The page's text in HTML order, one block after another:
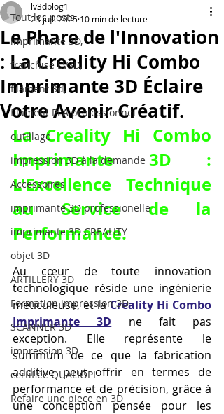
Tout les posts
imprimante 3D,
franchise LV3D,
filament 3d,
filament PLA professionnel
outillage
impression 3D à la demande
Accessoires
imprimante 3D professionelle
imprimante 3D CREALITY
objet 3D
ARTILLERY 3D
Formation impression 3D
SCANNER 3D
impression 3D
certifiée QUALIOPI
Refaire une piece en 3D
Le Phare de l'Innovation
: La Creality Hi Combo
Imprimante 3D Éclaire
Votre Avenir Créatif.
lv3dblog1
23 juil. 2025 10 min de lecture
La Creality Hi Combo
Imprimante 3D :
L'Excellence Technique
au Service de la
Performance.
Au cœur de toute innovation
technologique réside une ingénierie
méticuleuse, et la Creality Hi Combo
Imprimante 3D ne fait pas
exception. Elle représente le
summum de ce que la fabrication
additive peut offrir en termes de
performance et de précision, grâce à
une conception pensée pour les